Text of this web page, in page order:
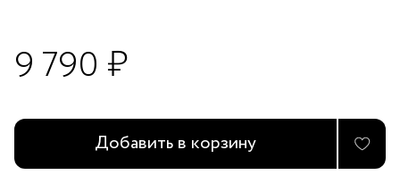
9 790 ₽
Добавить в корзину